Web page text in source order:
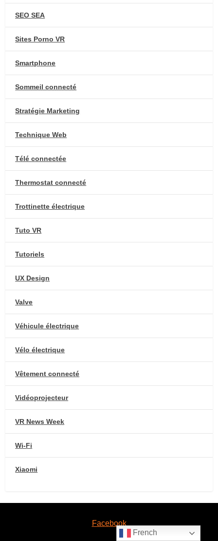
SEO SEA
Sites Porno VR
Smartphone
Sommeil connecté
Stratégie Marketing
Technique Web
Télé connectée
Thermostat connecté
Trottinette électrique
Tuto VR
Tutoriels
UX Design
Valve
Véhicule électrique
Vélo électrique
Vêtement connecté
Vidéoprojecteur
VR News Week
Wi-Fi
Xiaomi
Facebook
French